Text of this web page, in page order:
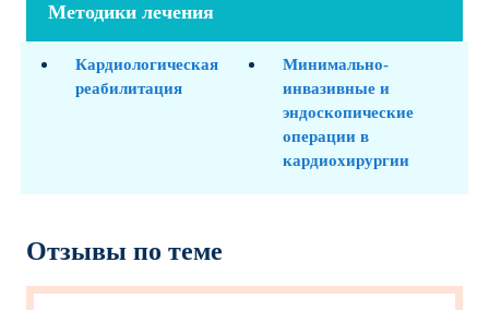
Методики лечения
Кардиологическая
реабилитация
Минимально-
инвазивные и
эндоскопические
операции в
кардиохирургии
Отзывы по теме